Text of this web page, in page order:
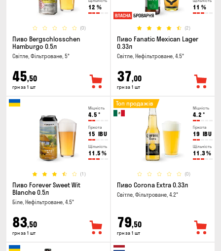
12 %
(0)
Пиво Bergschlosschen
Hamburgo 0.5л
Світле, Фільтроване, 5°
45,50
грн за 1 шт
11 %
(2)
Пиво Fanatic Mexican Lager
0.33л
Світле, Нефільтроване, 4.5°
37,00
грн за 1 шт
Міцність
4.5 °
Гіркота
15 IBU
Щільність
11.5 %
(1)
Пиво Forever Sweet Wit
Blanche 0.5л
Біле, Нефільтроване, 4.5°
83,50
грн за 1 шт
Міцність
4.2 °
Гіркота
19 IBU
Щільність
11.3%
(0)
Топ продажів
Пиво Corona Extra 0.33л
Світле, Фільтроване, 4.2°
79,50
грн за 1 шт